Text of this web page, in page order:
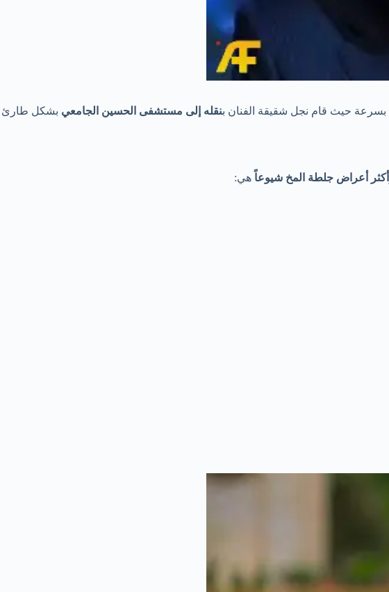
نقله إلى مستشفى الحسين الجامعي بشكل طارئ
أكثر أعراض جلطة المخ شيوعاً هي: